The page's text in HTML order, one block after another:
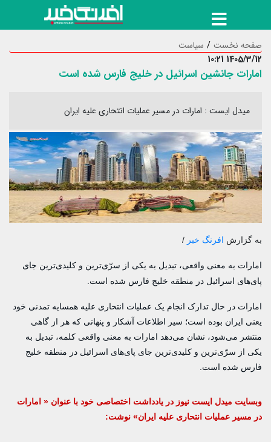
صفحه نخست
سیاست
1405/3/12 10:21
امارات جانشین اسرائیل در خلیج فارس شده است
میدل ایست : امارات در مسیر عملیات انتحاری علیه ایران
به گزارش افرنگ خبر /
امارات به معنی واقعی، تبدیل به یکی از سرّی‌ترین و کلیدی‌ترین جای
پای‌های اسرائیل در منطقه خلیج فارس شده است.
امارات در حال تدارک انجام یک عملیات انتحاری علیه همسایه تمدنی خود
یعنی ایران بوده است؛ سیر اطلاعات آشکار و پنهانی که هر از گاهی
منتشر می‌شود، نشان می‌دهد امارات به معنی واقعی کلمه، تبدیل به
یکی از سرّی‌ترین و کلیدی‌ترین جای پای‌های اسرائیل در منطقه خلیج
فارس شده است.
وبسایت میدل ایست نیوز در یادداشت اختصاصی خود با عنوان « امارات
در مسیر عملیات انتحاری علیه ایران» نوشت: